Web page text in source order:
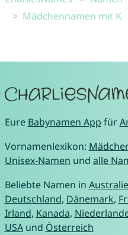
Mädchennamen mit K
Eure Babynamen App für
Vornamenlexikon:
Unisex-Namen und alle
Beliebte Namen in
Deutschland, Dänemark,
Irland, Kanada,
USAund Österreich